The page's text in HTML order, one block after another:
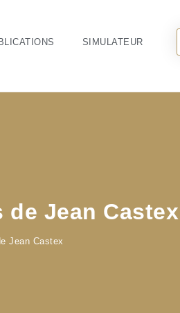
SIMULATEUR
Jean Castex
Jean Castex